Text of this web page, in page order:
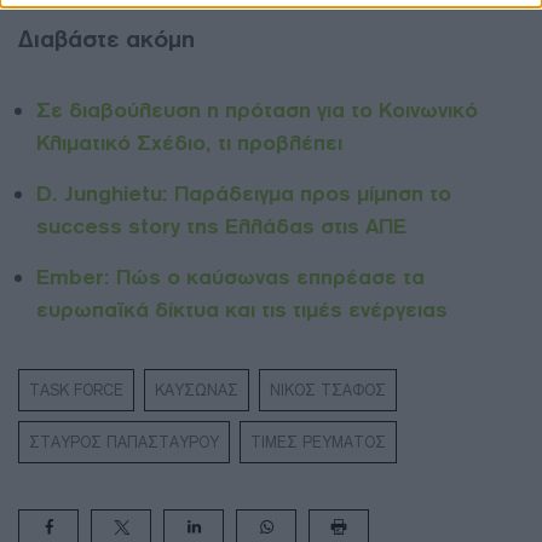
Διαβάστε ακόμη
Σε διαβούλευση η πρόταση για το Κοινωνικό
Κλιματικό Σχέδιο, τι προβλέπει
D. Junghietu: Παράδειγμα προς μίμηση το
success story της Ελλάδας στις ΑΠΕ
Ember: Πώς ο καύσωνας επηρέασε τα
ευρωπαϊκά δίκτυα και τις τιμές ενέργειας
TASK FORCE ΚΑΥΣΩΝΑΣ ΝΙΚΟΣ ΤΣΑΦΟΣ
ΣΤΑΥΡΟΣ ΠΑΠΑΣΤΑΥΡΟΥ ΤΙΜΕΣ ΡΕΥΜΑΤΟΣ